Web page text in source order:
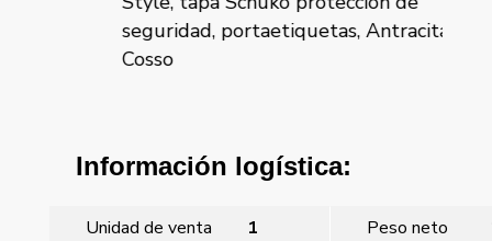
seguridad, portaetiquetas, Antracita
Cosso
Información logística:
Unidad de venta 1 Peso neto